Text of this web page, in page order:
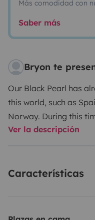
Más comodidad con
Saber más
Bryon te
Our Black Pearl has
this world, such as
Norway. During this
again and again in
the final result, which
that something will
Ver la descripción
Características